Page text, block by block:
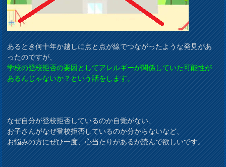
あるとき何十年か越しに点と点が線でつながったような発見があ
ったのですが、
学校の登校拒否の要因としてアレルギーが関係していた可能性が
あるんじゃないか？という話をします。
なぜ自分が登校拒否しているのか自覚がない、
お子さんがなぜ登校拒否しているのか分からないなど、
お悩みの方にぜひ一度、心当たりがあるか読んで欲しいです。